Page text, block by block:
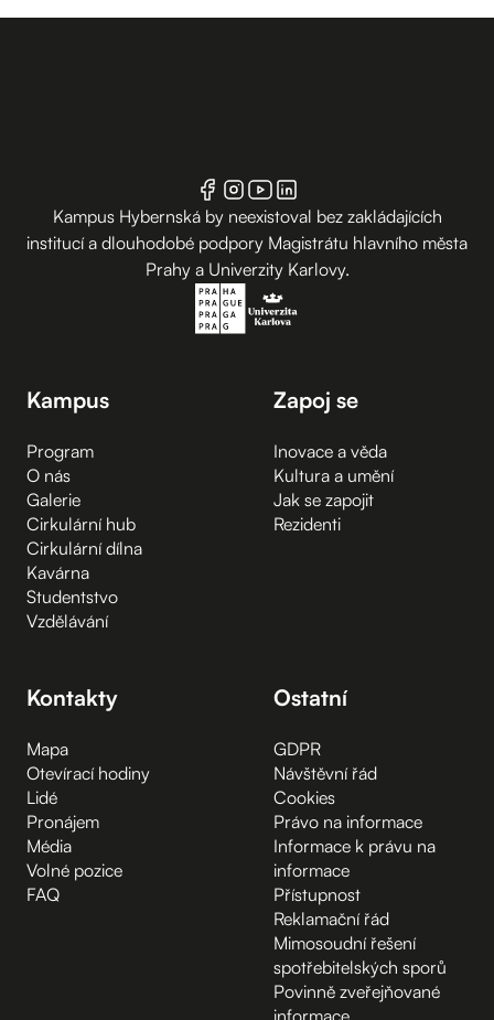
Kampus Hybernská by neexistoval bez zakládajících
institucí a dlouhodobé podpory Magistrátu hlavního města
Prahy a Univerzity Karlovy.
Kampus
Program
O nás
Galerie
Cirkulární hub
Cirkulární dílna
Kavárna
Studentstvo
Vzdělávání
Zapoj se
Inovace a věda
Kultura a umění
Jak se zapojit
Rezidenti
Kontakty
Mapa
Otevírací hodiny
Lidé
Pronájem
Média
Volné pozice
FAQ
Ostatní
GDPR
Návštěvní řád
Cookies
Právo na informace
Informace k právu na
informace
Přístupnost
Reklamační řád
Mimosoudní řešení
spotřebitelských sporů
Povinně zveřejňované
informace